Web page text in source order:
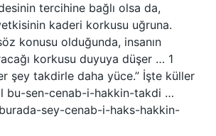
tercihine bağlı olsa da,
kaderi korkusu uğruna.
konusu olduğunda, insanın
korkusu duyuya düşer … 1
şey takdirle daha yüce.” İşte küller
bu-sen-cenab-i-hakkin-takdi …
sey-cenab-i-haks-hakkin-